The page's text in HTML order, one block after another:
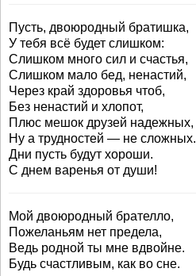
Пусть, двоюродный братишка,
У тебя всё будет слишком:
Слишком много сил и счастья,
Слишком мало бед, ненастий,
Через край здоровья чтоб,
Без ненастий и хлопот,
Плюс мешок друзей надежных,
Ну а трудностей — не сложных.
Дни пусть будут хороши.
С днем варенья от души!
Мой двоюродный брателло,
Пожеланьям нет предела,
Ведь родной ты мне вдвойне.
Будь счастливым, как во сне.